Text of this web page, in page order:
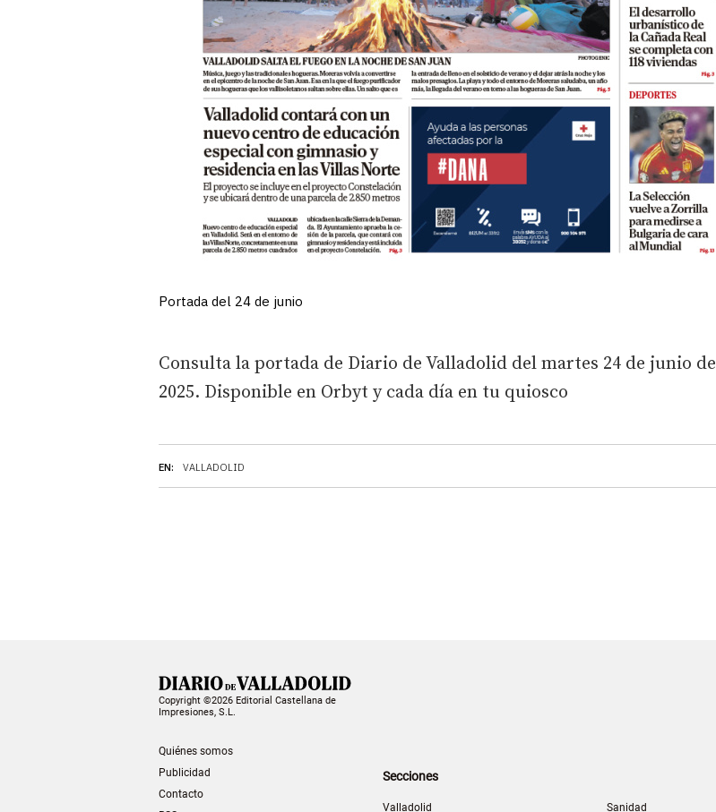
EN: VALLADOLID
Portada del 24 de junio
Consulta la portada de Diario de Valladolid del martes 24 de junio de
2025. Disponible en Orbyt y cada día en tu quiosco
Copyright ©2026 Editorial Castellana de
Impresiones, S.L.
Quiénes somos
Publicidad
Contacto
Secciones
Valladolid Sanidad